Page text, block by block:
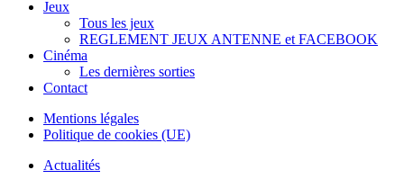
Jeux
Tous les jeux
REGLEMENT JEUX ANTENNE et FACEBOOK
Cinéma
Les dernières sorties
Contact
Mentions légales
Politique de cookies (UE)
Actualités